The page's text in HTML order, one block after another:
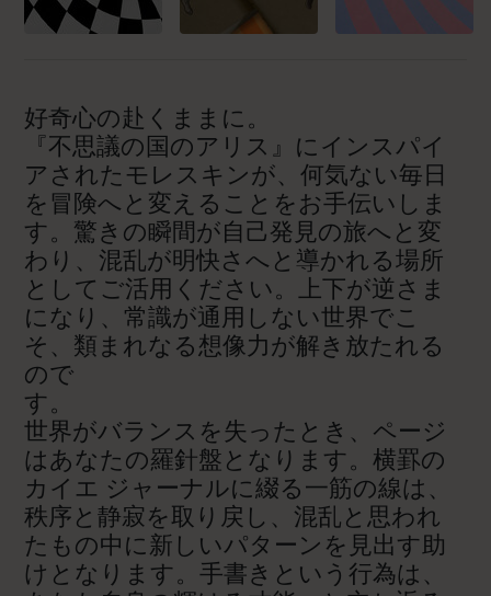
好奇心の赴くままに。
『不思議の国のアリス』にインスパイ
アされたモレスキンが、何気ない毎日
を冒険へと変えることをお手伝いしま
す。驚きの瞬間が自己発見の旅へと変
わり、混乱が明快さへと導かれる場所
としてご活用ください。上下が逆さま
になり、常識が通用しない世界でこ
そ、類まれなる想像力が解き放たれる
ので
世界がバランスを失ったとき、ページ
はあなたの羅針盤となります。横罫の
カイエ ジャーナルに綴る一筋の線は、
秩序と静寂を取り戻し、混乱と思われ
たもの中に新しいパターンを見出す助
けとなります。手書きという行為は、